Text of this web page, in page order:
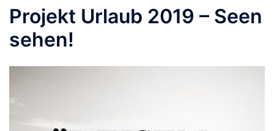
Projekt Urlaub 2019 – Seen
sehen!